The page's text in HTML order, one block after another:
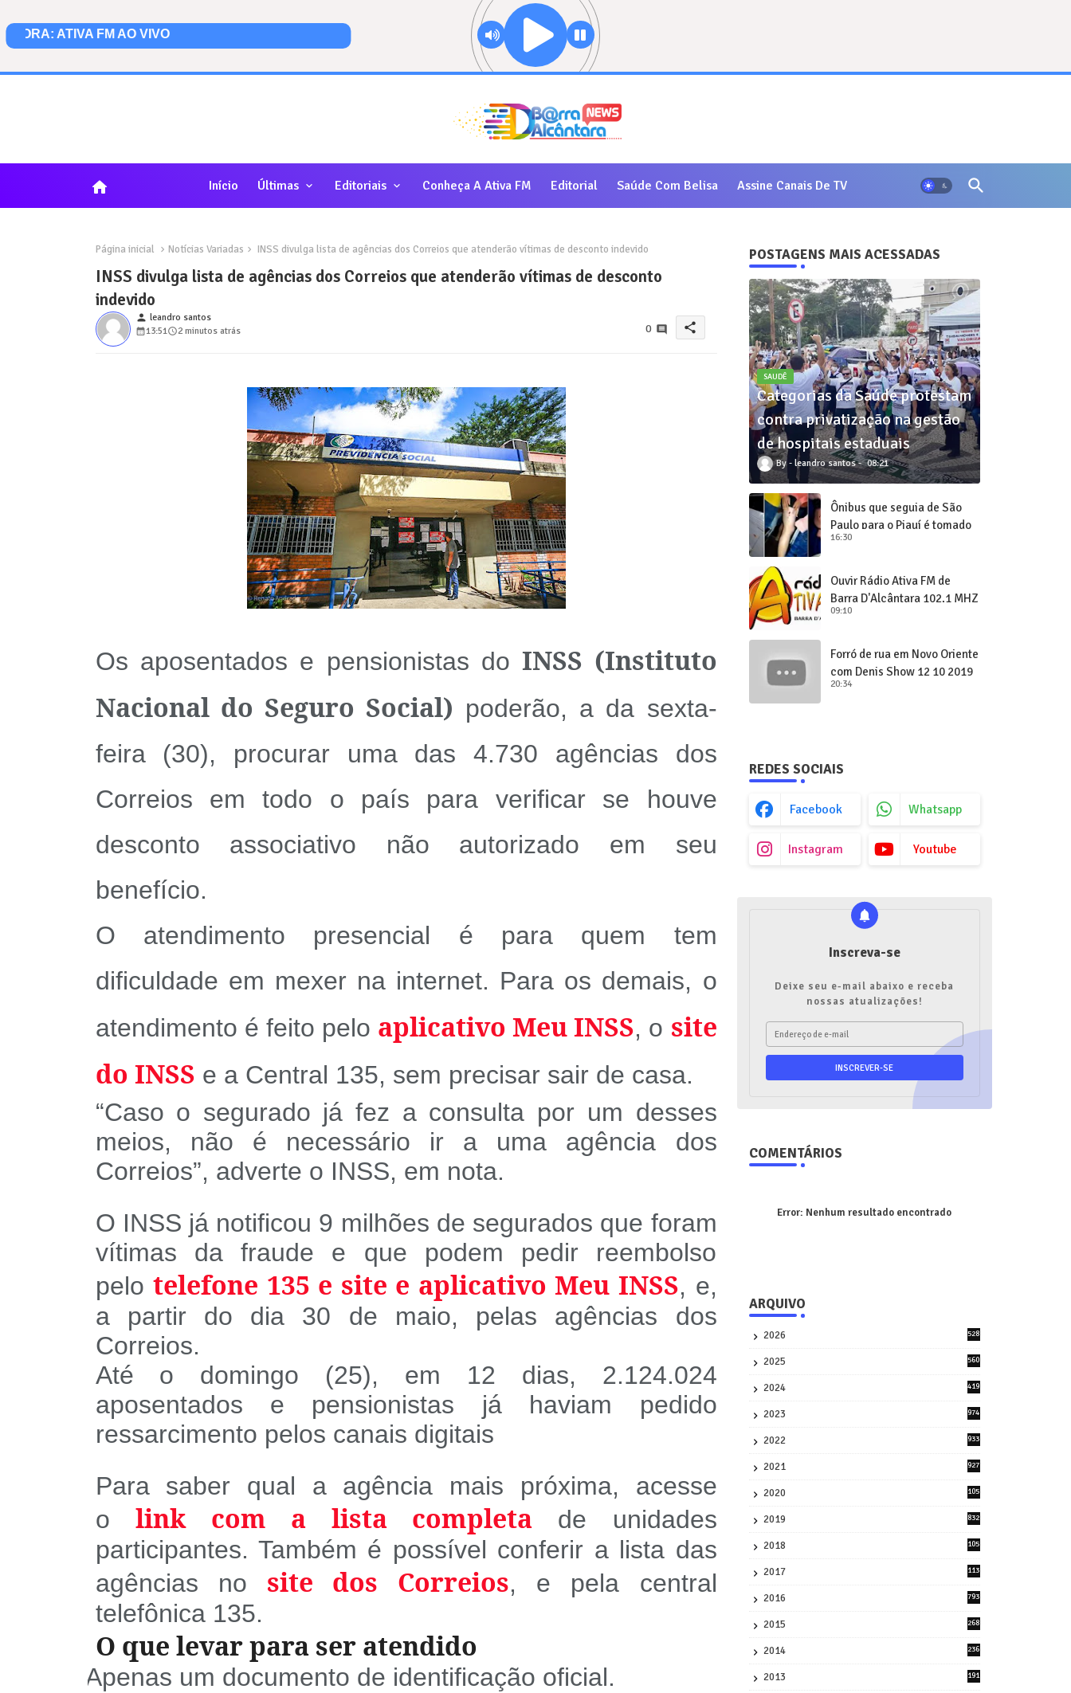
home Início Últimas Editoriais Conheça A Ativa FM Editorial Saúde Com Belisa Assine Canais De TV
Página inicial Notícias Variadas INSS divulga lista de agências dos Correios que atenderão vítimas de desconto indevido
INSS divulga lista de agências dos Correios que atenderão vítimas de desconto
indevido
person leandro santos
13:51
2 minutos atrás 0 share
Os aposentados e pensionistas do INSS (Instituto
Nacional do Seguro Social) poderão, a da sexta-
feira (30), procurar uma das 4.730 agências dos
Correios em todo o país para verificar se houve
desconto associativo não autorizado em seu
benefício.
O atendimento presencial é para quem tem
dificuldade em mexer na internet. Para os demais, o
atendimento é feito pelo aplicativo Meu INSS, o site
do INSS e a Central 135, sem precisar sair de casa.
“Caso o segurado já fez a consulta por um desses
meios, não é necessário ir a uma agência dos
Correios”, adverte o INSS, em nota.
O INSS já notificou 9 milhões de segurados que foram
vítimas da fraude e que podem pedir reembolso
pelotelefone 135 e site e aplicativo Meu INSS, e,
a partir do dia 30 de maio, pelas agências dos
Correios.
Até o domingo (25), em 12 dias, 2.124.024
aposentados e pensionistas já haviam pedido
ressarcimento pelos canais digitais
Para saber qual a agência mais próxima, acesse
olink com a lista completa
de unidades
participantes. Também é possível conferir a lista das
agências no site dos Correios, e pela central
telefônica 135.
O que levar para ser atendido
Apenas um documento de identificação oficial.
POSTAGENS MAIS ACESSADAS
SAUDÊ
Categorias da Saúde protestam
contra privatização na gestão
de hospitais estaduais
leandro santos 08:21
Ônibus que seguia de São
Paulo para o Piauí é tomado
de assalto
16:30
Ouvir Rádio Ativa FM de
Barra D'Alcântara 102,1 MHZ
09:10
Forró de rua em Novo Oriente
com Denis Show 12 10 2019
20:34
REDES SOCIAIS
Facebook Whatsapp
Instagram Youtube
Inscreva-se
Deixe seu e-mail abaixo e receba
nossas atualizações!
COMENTÁRIOS
Error: Nenhum resultado encontrado
ARQUIVO
2026
528
2025
560
2024
419
2023
974
2022
933
2021
927
2020
105
2019
832
2018
105
2017
113
2016
793
2015
268
2014
236
2013
191